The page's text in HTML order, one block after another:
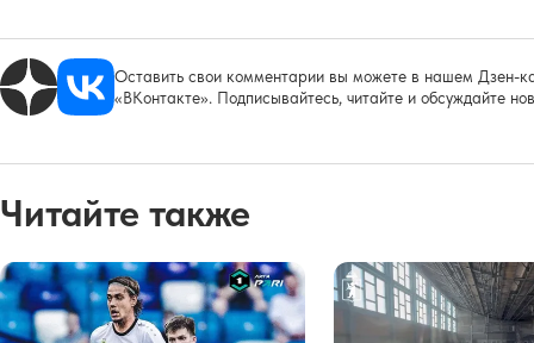
Оставить свои комментарии вы можете в нашем Дзен-
«ВКонтакте». Подписывайтесь, читайте и обсуждайте
Читайте также